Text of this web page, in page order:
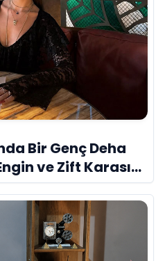
Bir Genç Deha
ve Zift Karası